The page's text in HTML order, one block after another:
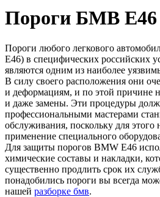
Пороги БМВ Е46
Пороги любого легкового
E46) в специфических российских
являются одним из наиболее
В силу своего расположения они
и деформациям, и по этой причине
и даже замены. Эти процедуры
профессиональными мастерами
обслуживания, поскольку для этого
применение специального
Для защиты порогов BMW E46
химические составы и накладки,
существенно продлить срок их
понадобились пороги вы всегда
нашей разборке бмв.